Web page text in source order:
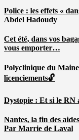
Police : les effets «
Abdel Hadoudy
Cet été, dans vos
vous emporter…
Polyclinique du
licenciements🔓
Dystopie : Et si le
Nantes, la fin des
Par Marrie de Laval